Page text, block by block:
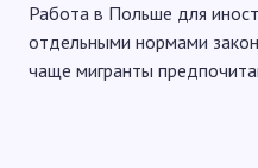
Работа в Польше для
отдельными нормами
чаще мигранты